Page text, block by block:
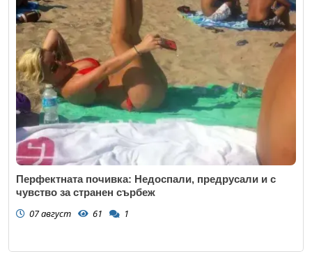
Перфектната почивка: Недоспали, предрусали и с
чувство за странен сърбеж
07 август 61 1